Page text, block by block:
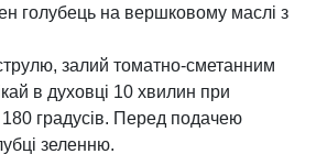
голубець на вершковому маслі з
залий томатно-сметанним
в духовці 10 хвилин при
180 градусів. Перед подачею
зеленню.